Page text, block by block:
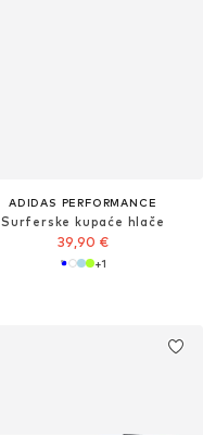
ADIDAS PERFORMANCE
Surferske kupaće hlače
39,90 €
+1